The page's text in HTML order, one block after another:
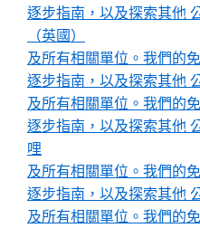
逐步指南，以及探索其他
（英國）
及所有相關單位。我們的
逐步指南，以及探索其他
及所有相關單位。我們的
逐步指南，以及探索其他
哩
及所有相關單位。我們的
逐步指南，以及探索其他
及所有相關單位。我們的